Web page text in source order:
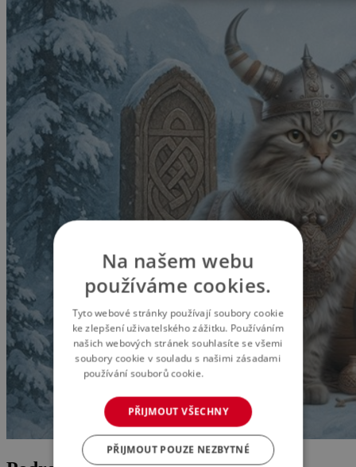
Na našem webu
používáme cookies.
Tyto webové stránky používají soubory cookie
ke zlepšení uživatelského zážitku. Používáním
našich webových stránek souhlasíte se všemi
soubory cookie v souladu s našimi zásadami
používání souborů cookie.
PŘIJMOUT VŠECHNY
PŘIJMOUT POUZE NEZBYTNÉ